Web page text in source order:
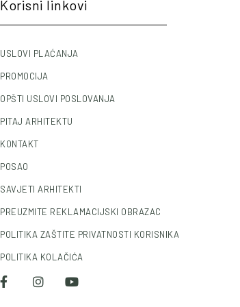
Korisni linkovi
USLOVI PLAĆANJA
PROMOCIJA
OPŠTI USLOVI POSLOVANJA
PITAJ ARHITEKTU
KONTAKT
POSAO
SAVJETI ARHITEKTI
PREUZMITE REKLAMACIJSKI OBRAZAC
POLITIKA ZAŠTITE PRIVATNOSTI KORISNIKA
POLITIKA KOLAČIĆA